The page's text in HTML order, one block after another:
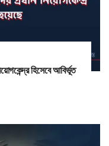
হিসেবে আবির্ভূত